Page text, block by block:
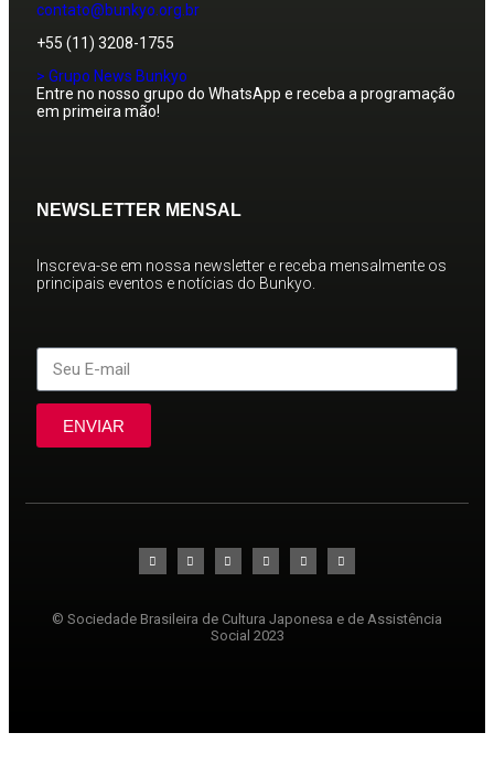
contato@bunkyo.org.br
+55 (11) 3208-1755
> Grupo News Bunkyo
Entre no nosso grupo do WhatsApp e receba a programação
em primeira mão!
NEWSLETTER MENSAL
Inscreva-se em nossa newsletter e receba mensalmente os
principais eventos e notícias do Bunkyo.
ENVIAR
© Sociedade Brasileira de Cultura Japonesa e de Assistência
Social 2023